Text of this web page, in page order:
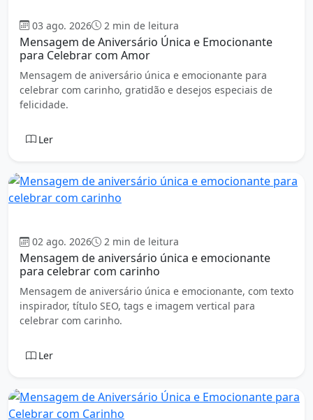
03 ago. 2026 2 min de leitura
Mensagem de Aniversário Única e Emocionante
para Celebrar com Amor
Mensagem de aniversário única e emocionante para
celebrar com carinho, gratidão e desejos especiais de
felicidade.
Ler
02 ago. 2026 2 min de leitura
Mensagem de aniversário única e emocionante
para celebrar com carinho
Mensagem de aniversário única e emocionante, com texto
inspirador, título SEO, tags e imagem vertical para
celebrar com carinho.
Ler